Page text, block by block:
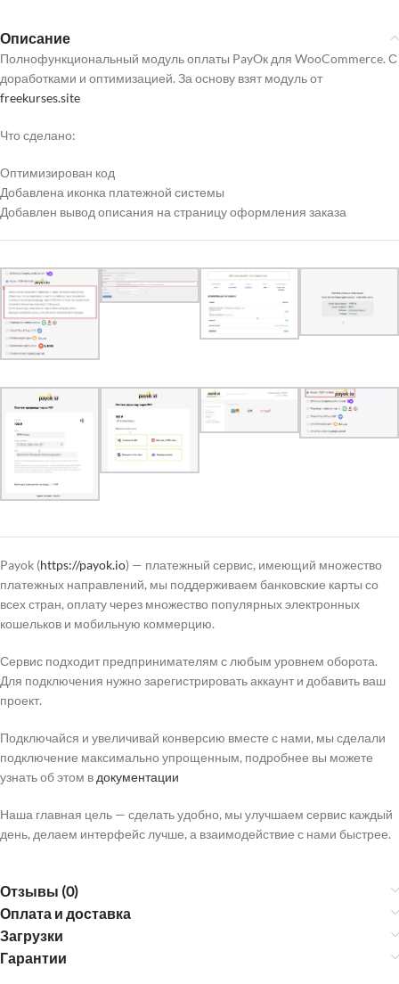
Описание
Полнофункциональный модуль оплаты PayOк для WooCommerce. С
доработками и оптимизацией. За основу взят модуль от
freekurses.site
Что сделано:
Оптимизирован код
Добавлена иконка платежной системы
Добавлен вывод описания на страницу оформления заказа
Payok (https://payok.io) — платежный сервис, имеющий множество
платежных направлений, мы поддерживаем банковские карты со
всех стран, оплату через множество популярных электронных
кошельков и мобильную коммерцию.
Сервис подходит предпринимателям с любым уровнем оборота.
Для подключения нужно зарегистрировать аккаунт и добавить ваш
проект.
Подключайся и увеличивай конверсию вместе с нами, мы сделали
подключение максимально упрощенным, подробнее вы можете
узнать об этом в документации
Наша главная цель — сделать удобно, мы улучшаем сервис каждый
день, делаем интерфейс лучше, а взаимодействие с нами быстрее.
Отзывы (0)
Оплата и доставка
Загрузки
Гарантии